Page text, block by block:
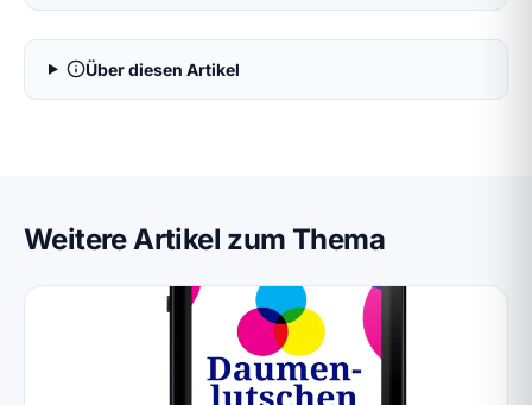
Über diesen Artikel
Weitere Artikel zum Thema